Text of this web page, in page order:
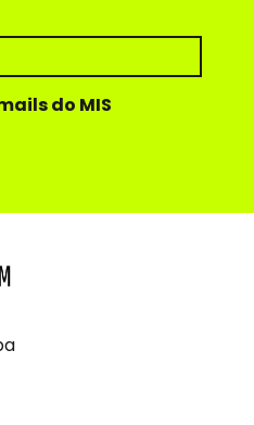
do MIS